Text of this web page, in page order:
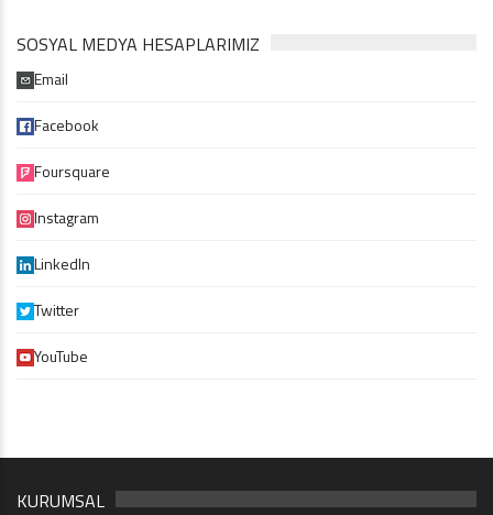
SOSYAL MEDYA HESAPLARIMIZ
Email
Facebook
Foursquare
Instagram
LinkedIn
Twitter
YouTube
KURUMSAL